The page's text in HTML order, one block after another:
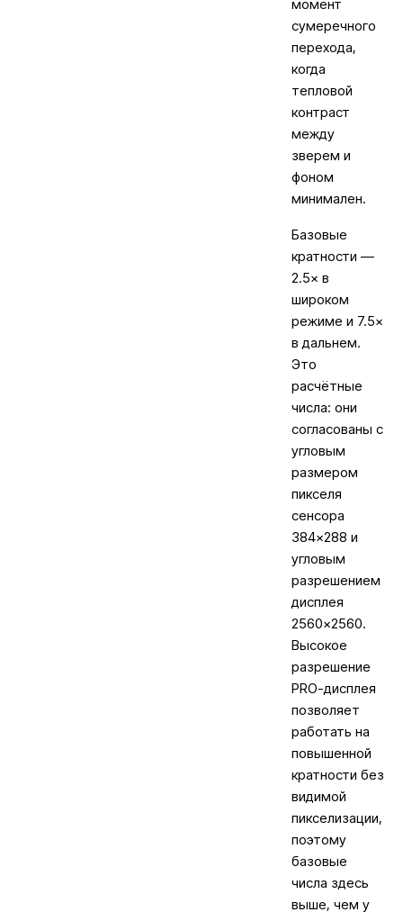
момент
сумеречного
перехода,
когда
тепловой
контраст
между
зверем и
фоном
минимален.
Базовые
кратности —
2.5× в
широком
режиме и 7.5×
в дальнем.
Это
расчётные
числа: они
согласованы с
угловым
размером
пикселя
сенсора
384×288 и
угловым
разрешением
дисплея
2560×2560.
Высокое
разрешение
PRO-дисплея
позволяет
работать на
повышенной
кратности без
видимой
пикселизации,
поэтому
базовые
числа здесь
выше, чем у